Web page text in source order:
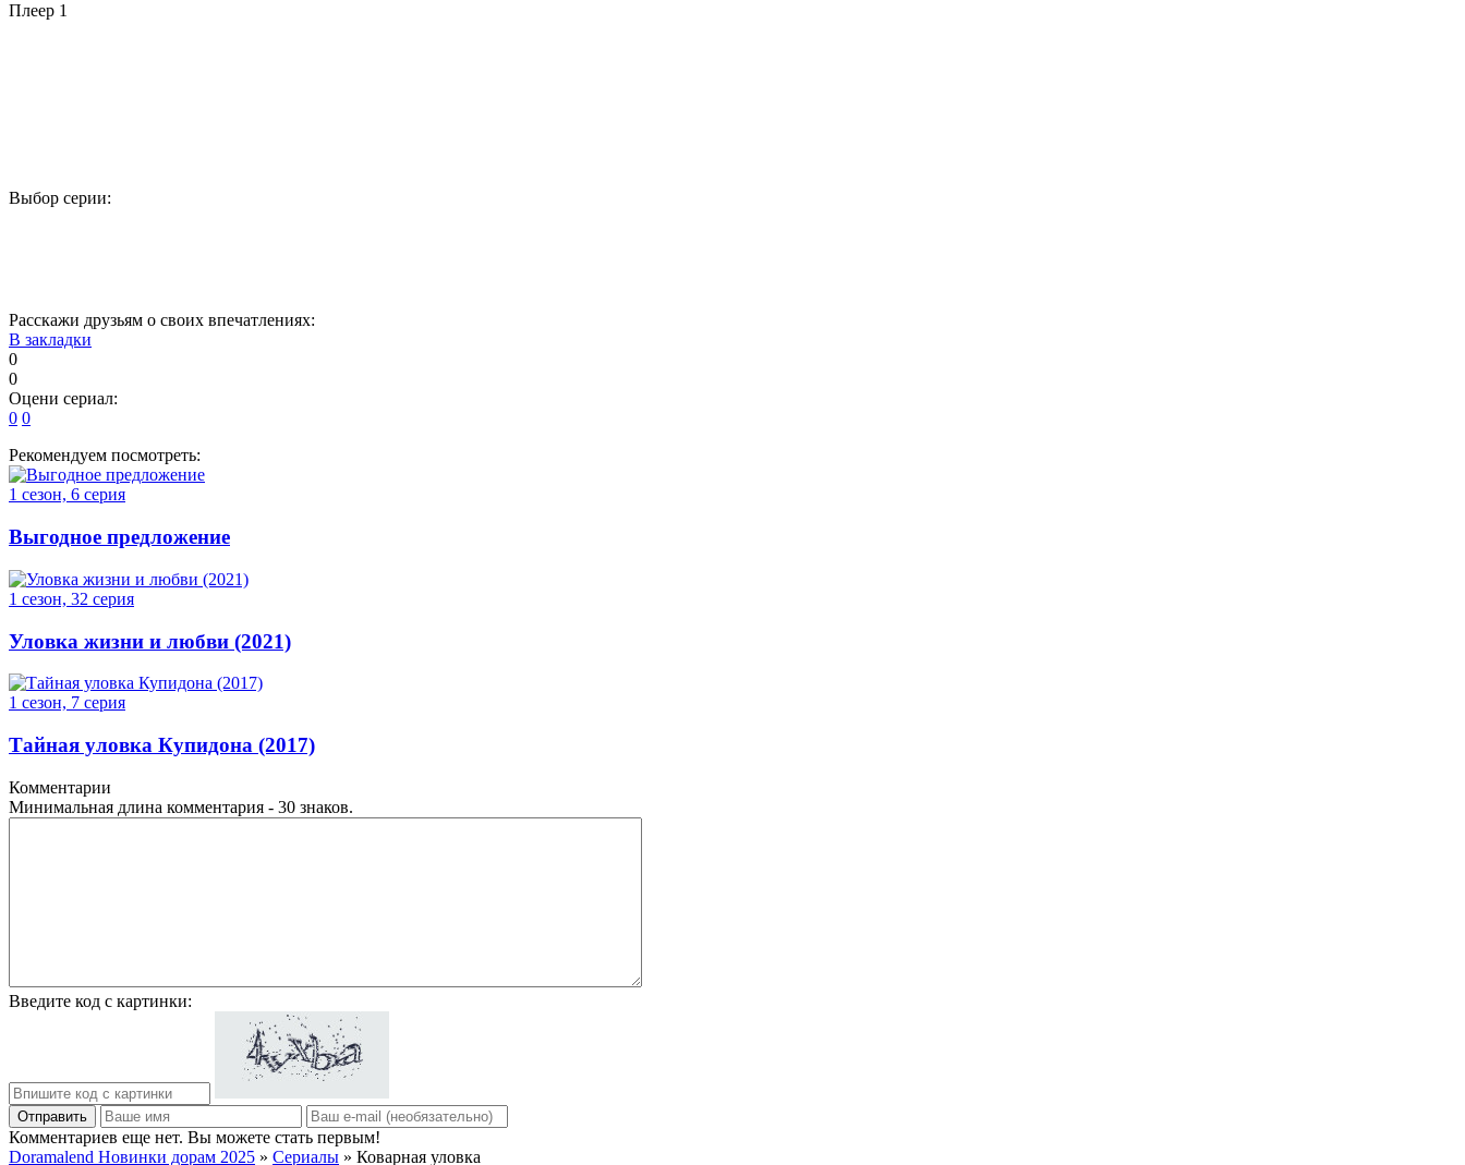
Плеер 1
Выбор серии:
Расскажи друзьям о своих впечатлениях:
В закладки
0
0
Оцени сериал:
0 0
Рекомендуем посмотреть:
1 сезон, 6 серия
Выгодное предложение
1 сезон, 32 серия
Уловка жизни и любви (2021)
1 сезон, 7 серия
Тайная уловка Купидона (2017)
Комментарии
Минимальная длина комментария - 30 знаков.
Введите код с картинки:
Отправить
Комментариев еще нет. Вы можете стать первым!
Doramalend Новинки дорам 2025 » Сериалы » Коварная уловка